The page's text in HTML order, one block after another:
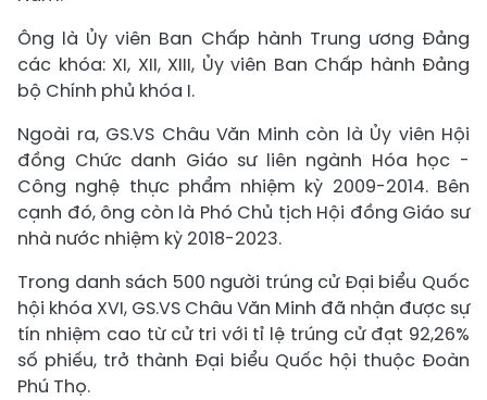
Ông là Ủy viên Ban Chấp hành Trung ương Đảng
các khóa: XI, XII, XIII, Ủy viên Ban Chấp hành Đảng
bộ Chính phủ khóa I.
Ngoài ra, GS.VS Châu Văn Minh còn là Ủy viên Hội
đồng Chức danh Giáo sư liên ngành Hóa học -
Công nghệ thực phẩm nhiệm kỳ 2009-2014. Bên
cạnh đó, ông còn là Phó Chủ tịch Hội đồng Giáo sư
nhà nước nhiệm kỳ 2018-2023.
Trong danh sách 500 người trúng cử Đại biểu Quốc
hội khóa XVI, GS.VS Châu Văn Minh đã nhận được sự
tín nhiệm cao từ cử tri với tỉ lệ trúng cử đạt 92,26%
số phiếu, trở thành Đại biểu Quốc hội thuộc Đoàn
Phú Thọ.